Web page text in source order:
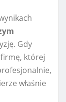
Gdy
której
właśnie